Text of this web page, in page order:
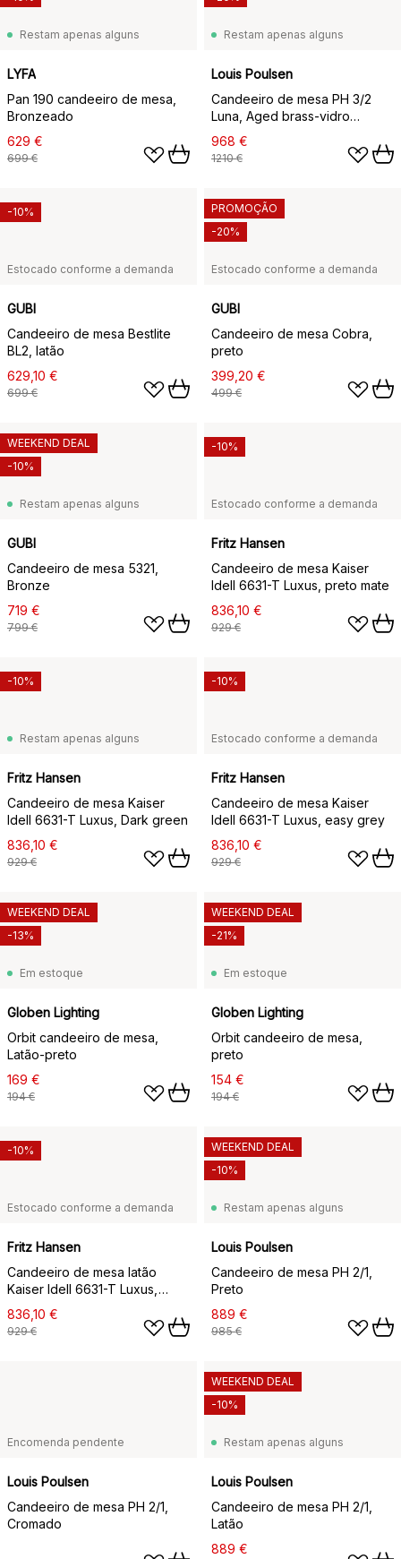
Restam apenas alguns
LYFA
Pan 190 candeeiro de mesa,
Bronzeado
629 €
699 €
Restam apenas alguns
Louis Poulsen
Candeeiro de mesa PH 3/2
Luna, Aged brass-vidro
opalino
968 €
1210 €
Estocado conforme a demanda
GUBI
Candeeiro de mesa Bestlite
BL2, latão
629,10 €
699 €
-10%
Estocado conforme a demanda
GUBI
Candeeiro de mesa Cobra,
preto
399,20 €
499 €
PROMOÇÃO
-20%
Restam apenas alguns
GUBI
Candeeiro de mesa 5321,
Bronze
719 €
799 €
WEEKEND DEAL
-10%
Estocado conforme a demanda
Fritz Hansen
Candeeiro de mesa Kaiser
Idell 6631-T Luxus, preto mate
836,10 €
929 €
-10%
Restam apenas alguns
Fritz Hansen
Candeeiro de mesa Kaiser
Idell 6631-T Luxus, Dark green
836,10 €
929 €
-10%
Estocado conforme a demanda
Fritz Hansen
Candeeiro de mesa Kaiser
Idell 6631-T Luxus, easy grey
836,10 €
929 €
-10%
Em estoque
Globen Lighting
Orbit candeeiro de mesa,
Latão-preto
169 €
194 €
WEEKEND DEAL
-13%
Em estoque
Globen Lighting
Orbit candeeiro de mesa,
preto
154 €
194 €
WEEKEND DEAL
-21%
Estocado conforme a demanda
Fritz Hansen
Candeeiro de mesa latão
Kaiser Idell 6631-T Luxus,
Preto mate
836,10 €
929 €
-10%
Restam apenas alguns
Louis Poulsen
Candeeiro de mesa PH 2/1,
Preto
889 €
985 €
WEEKEND DEAL
-10%
Encomenda pendente
Louis Poulsen
Candeeiro de mesa PH 2/1,
Cromado
Restam apenas alguns
Louis Poulsen
Candeeiro de mesa PH 2/1,
Latão
889 €
WEEKEND DEAL
-10%